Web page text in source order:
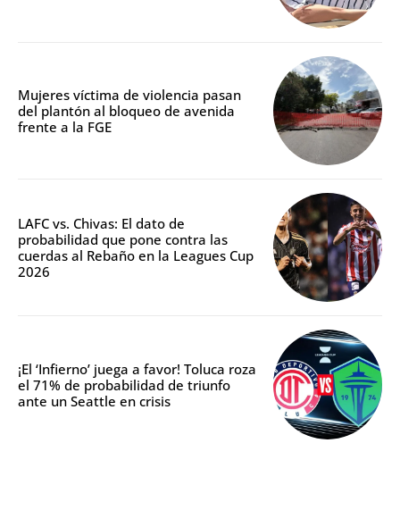
Mujeres víctima de violencia pasan
del plantón al bloqueo de avenida
frente a la FGE
LAFC vs. Chivas: El dato de
probabilidad que pone contra las
cuerdas al Rebaño en la Leagues Cup
2026
¡El ‘Infierno’ juega a favor! Toluca roza
el 71% de probabilidad de triunfo
ante un Seattle en crisis